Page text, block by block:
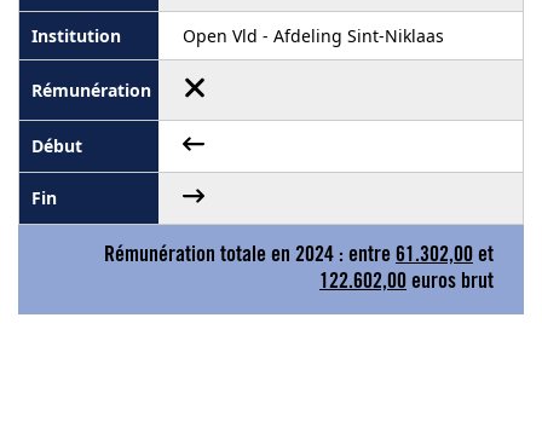
Open Vld - Afdeling Sint-Niklaas
Rémunération totale en 2024 : entre 61.302,00 et
122.602,00 euros brut